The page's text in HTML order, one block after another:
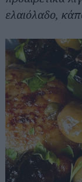
ελαιόλαδο,